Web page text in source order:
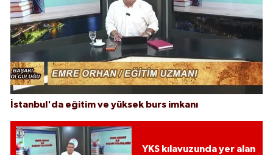
İstanbul'da eğitim ve yüksek burs imkanı
YKS kılavuzunda yer alan